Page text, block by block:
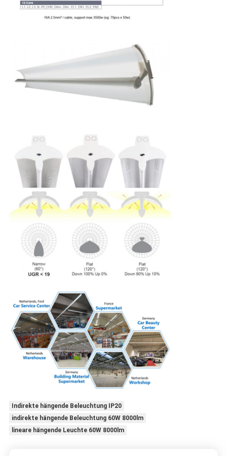
Indirekte hängende Beleuchtung IP20
indirekte hängende Beleuchtung 60W 8000lm
lineare hängende Leuchte 60W 8000lm